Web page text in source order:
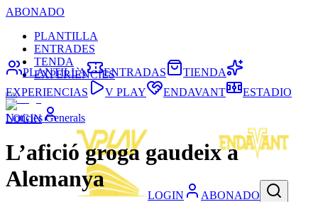
ABONADO
PLANTILLA
ENTRADES
TENDA
EXPERIÈNCIES
LOGIN
LOGIN ABONADO
PLANTILLA ENTRADAS
TIENDA
EXPERIENCIAS
V PLAY ENDAVANT ESTADIO
Noticies Generals
L’afició groga gaudeix a
Alemanya